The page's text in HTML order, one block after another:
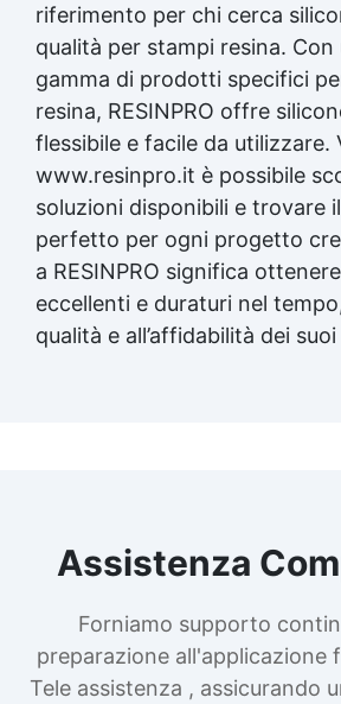
riferimento per chi cerca
qualità per stampi resina. Con
gamma di prodotti specifici
resina, RESINPRO offre
flessibile e facile da utilizzare.
www.resinpro.it è possibile
soluzioni disponibili e trovare
perfetto per ogni progetto
a RESINPRO significa
eccellenti e duraturi nel
qualità e all’affidabilità dei
Assistenza
Forniamo supporto
preparazione all'applicazione
Tele assistenza , assicurando